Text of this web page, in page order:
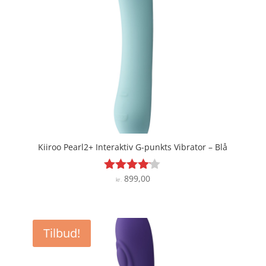
Kiiroo Pearl2+ Interaktiv G-punkts Vibrator – Blå
Vurderet
kr.899,00
Tilbud!